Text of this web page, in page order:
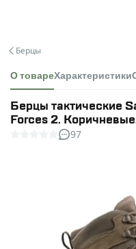
Берцы
О товареХарактеристики
Берцы тактические
Forces 2.
97